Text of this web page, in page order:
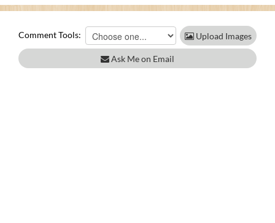
Comment Tools: Upload Images
Ask Me on Email